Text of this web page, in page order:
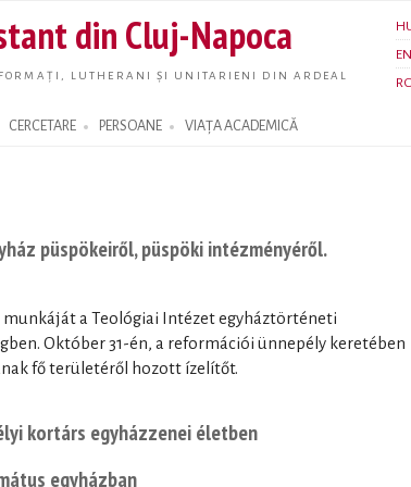
main
content
din Cluj-Napoca
LUTHERANI ȘI UNITARIENI DIN ARDEAL
EN
CERCETARE PERSOANE VIAȚA ACADEMICĂ
püspökeiről, püspöki intézményéről.
munkáját a Teológiai Intézet egyháztörténeti
Október 31-én, a reformációi ünnepély keretében
fő területéről hozott ízelítőt.
kortárs egyházzenei életben
egyházban